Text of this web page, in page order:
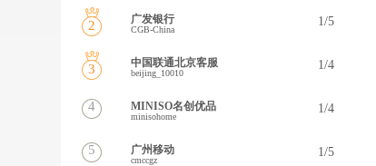
2 广发银行
CGB-China
1/5
3 中国联通北京客服
beijing_10010
1/4
4 MINISO名创优品
minisohome
1/4
5 广州移动
cmccgz
1/5